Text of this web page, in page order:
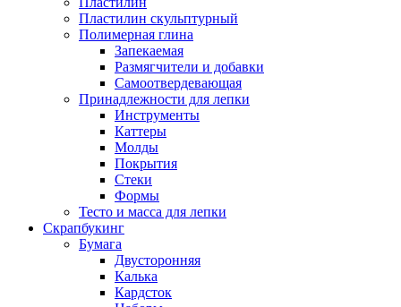
Пластилин скульптурный
Полимерная глина
Запекаемая
Размягчители и добавки
Самоотвердевающая
Принадлежности для лепки
Инструменты
Каттеры
Молды
Покрытия
Стеки
Формы
Тесто и масса для лепки
Скрапбукинг
Бумага
Двусторонняя
Калька
Кардсток